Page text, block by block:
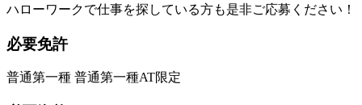
ハローワークで仕事を探している方も是非ご応募ください！
必要免許
普通第一種 普通第一種AT限定